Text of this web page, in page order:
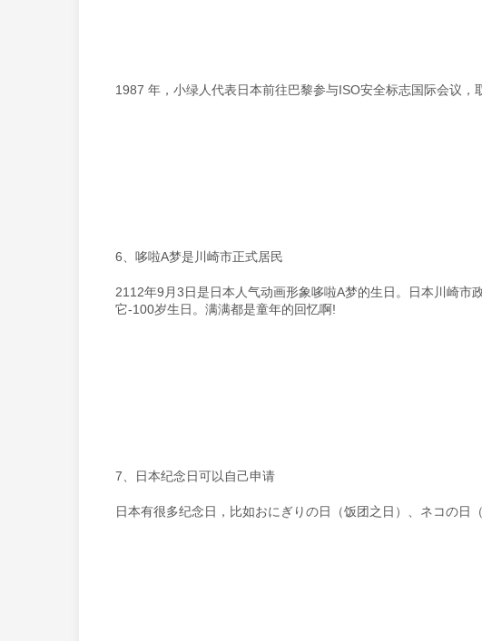
1987 年，小绿人代表日本前往巴黎参与ISO安全标志国际会议，
6、哆啦A梦是川崎市正式居民
2112年9月3日是日本人气动画形象哆啦A梦的生日。日本川崎市
它-100岁生日。满满都是童年的回忆啊!
7、日本纪念日可以自己申请
日本有很多纪念日，比如おにぎりの日（饭团之日）、ネコの